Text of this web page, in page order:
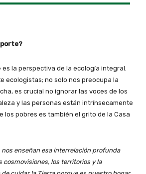
la perspectiva de la ecología integral.
ecologistas; no solo nos preocupa la
es crucial no ignorar las voces de los
y las personas están intrínsecamente
los pobres es también el grito de la Casa
enseñan esa interrelación profunda
cosmovisiones, los territorios y la